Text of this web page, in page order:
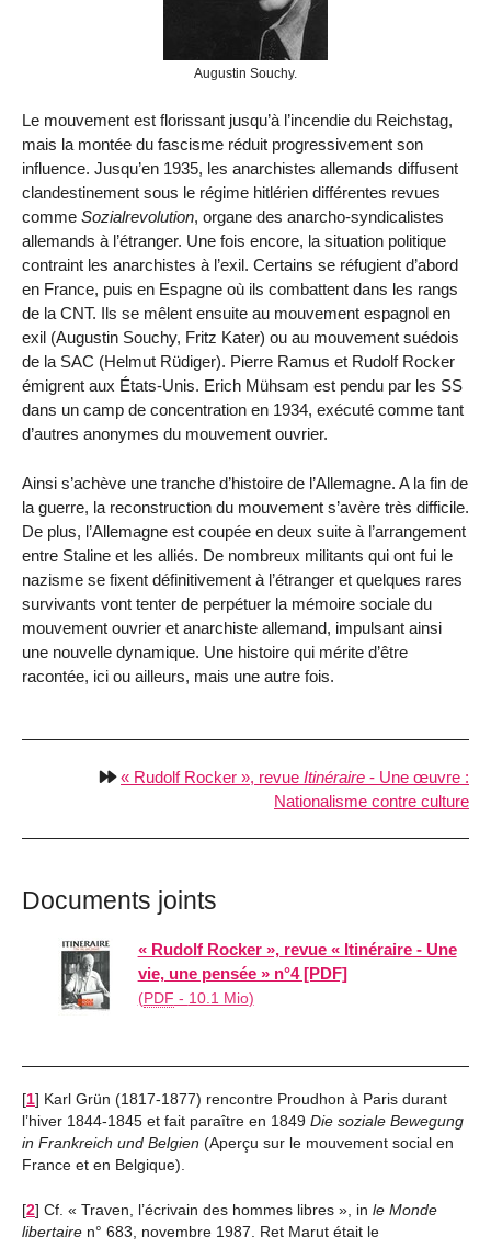
Augustin Souchy.
Le mouvement est florissant jusqu’à l’incendie du Reichstag,
mais la montée du fascisme réduit progressivement son
influence. Jusqu’en 1935, les anarchistes allemands diffusent
clandestinement sous le régime hitlérien différentes revues
comme Sozialrevolution, organe des anarcho-syndicalistes
allemands à l’étranger. Une fois encore, la situation politique
contraint les anarchistes à l’exil. Certains se réfugient d’abord
en France, puis en Espagne où ils combattent dans les rangs
de la CNT. Ils se mêlent ensuite au mouvement espagnol en
exil (Augustin Souchy, Fritz Kater) ou au mouvement suédois
de la SAC (Helmut Rüdiger). Pierre Ramus et Rudolf Rocker
émigrent aux États-Unis. Erich Mühsam est pendu par les SS
dans un camp de concentration en 1934, exécuté comme tant
d’autres anonymes du mouvement ouvrier.
Ainsi s’achève une tranche d’histoire de l’Allemagne. A la fin de
la guerre, la reconstruction du mouvement s’avère très difficile.
De plus, l’Allemagne est coupée en deux suite à l’arrangement
entre Staline et les alliés. De nombreux militants qui ont fui le
nazisme se fixent définitivement à l’étranger et quelques rares
survivants vont tenter de perpétuer la mémoire sociale du
mouvement ouvrier et anarchiste allemand, impulsant ainsi
une nouvelle dynamique. Une histoire qui mérite d’être
racontée, ici ou ailleurs, mais une autre fois.
« Rudolf Rocker », revue Itinéraire - Une œuvre :
Nationalisme contre culture
Documents joints
« Rudolf Rocker », revue « Itinéraire - Une
vie, une pensée » n°4 [PDF]
(PDF - 10.1 Mio)
[1] Karl Grün (1817-1877) rencontre Proudhon à Paris durant
l’hiver 1844-1845 et fait paraître en 1849 Die soziale Bewegung
in Frankreich und Belgien (Aperçu sur le mouvement social en
France et en Belgique).
[2] Cf. « Traven, l’écrivain des hommes libres », in le Monde
libertaire n° 683, novembre 1987. Ret Marut était le